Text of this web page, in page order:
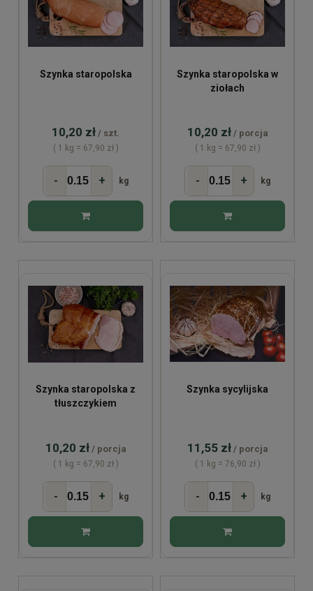
Szynka staropolska
10,20 zł / szt.
( 1 kg = 67,90 zł )
- + kg
Szynka staropolska w
ziołach
10,20 zł / porcja
( 1 kg = 67,90 zł )
- + kg
Szynka staropolska z
tłuszczykiem
10,20 zł / porcja
( 1 kg = 67,90 zł )
- + kg
Szynka sycylijska
11,55 zł / porcja
( 1 kg = 76,90 zł )
- + kg